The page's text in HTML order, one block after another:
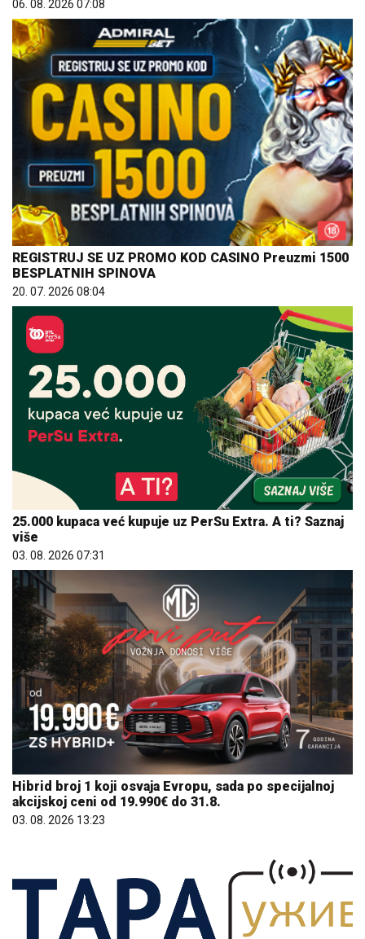
06. 08. 2026 07:08
REGISTRUJ SE UZ PROMO KOD CASINO Preuzmi 1500
BESPLATNIH SPINOVA
20. 07. 2026 08:04
25.000 kupaca već kupuje uz PerSu Extra. A ti? Saznaj
više
03. 08. 2026 07:31
Hibrid broj 1 koji osvaja Evropu, sada po specijalnoj
akcijskoj ceni od 19.990€ do 31.8.
03. 08. 2026 13:23